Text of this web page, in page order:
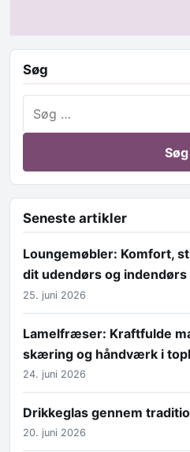
Søg
Seneste artikler
Loungemøbler: Komfort,
dit udendørs og indendørs
25. juni 2026
Lamelfræser: Kraftfulde
skæring og håndværk i
24. juni 2026
Drikkeglas gennem
20. juni 2026